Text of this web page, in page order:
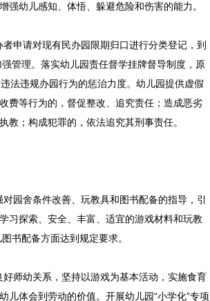
强幼儿感知、体悟、躲避危险和伤害的能力。
请对现有民办园限期归口进行分类登记，到
管理。落实幼儿园责任督学挂牌督导制度，原
法违规办园行为的惩治力度。幼儿园提供虚假
费等行为的，督促整改、追究责任；造成恶劣
；构成犯罪的，依法追究其刑事责任。
舍条件改善、玩教具和图书配备的指导，引
习探索、安全、丰富、适宜的游戏材料和玩教
书配备方面达到规定要求。
师幼关系，坚持以游戏为基本活动，实施食育
体会到劳动的价值。开展幼儿园“小学化”专项